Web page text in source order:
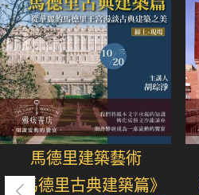
馬德里建築藝術
《馬德里古典建築篇》